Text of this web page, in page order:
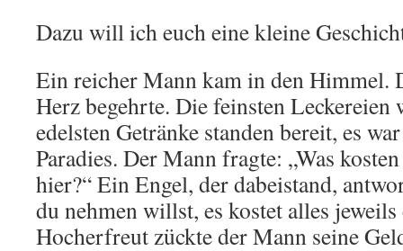
Dazu will ich euch eine kleine
Ein reicher Mann kam in den Himmel.
Herz begehrte. Die feinsten Leckereien
edelsten Getränke standen bereit, es
Paradies. Der Mann fragte: „Was
hier?“ Ein Engel, der dabeistand,
du nehmen willst, es kostet alles jeweils
Hocherfreut zückte der Mann seine